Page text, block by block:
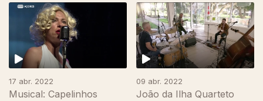
17 abr. 2022
Musical: Capelinhos
09 abr. 2022
João da Ilha Quarteto